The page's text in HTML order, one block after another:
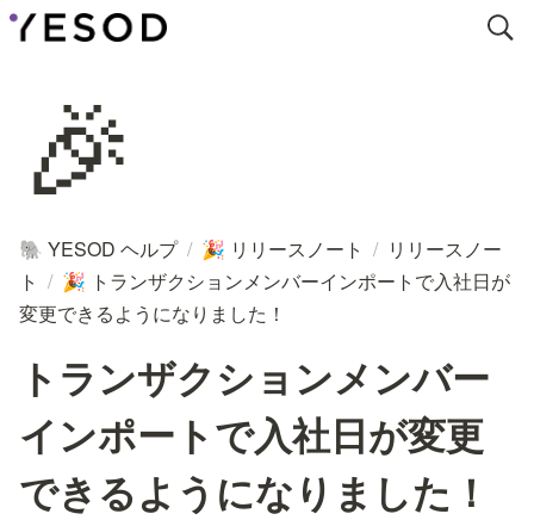
🎉
🐘 YESOD ヘルプ / 🎉 リリースノート / リリースノー
ト / 🎉 トランザクションメンバーインポートで入社日が
変更できるようになりました！
トランザクションメンバー
インポートで入社日が変更
できるようになりました！